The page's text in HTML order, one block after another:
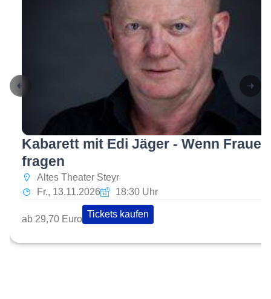
Kabarett mit Edi Jäger - Wenn Frauen
fragen
Altes Theater Steyr
Fr., 13.11.2026
18:30 Uhr
ab 29,70 Euro Tickets kaufen